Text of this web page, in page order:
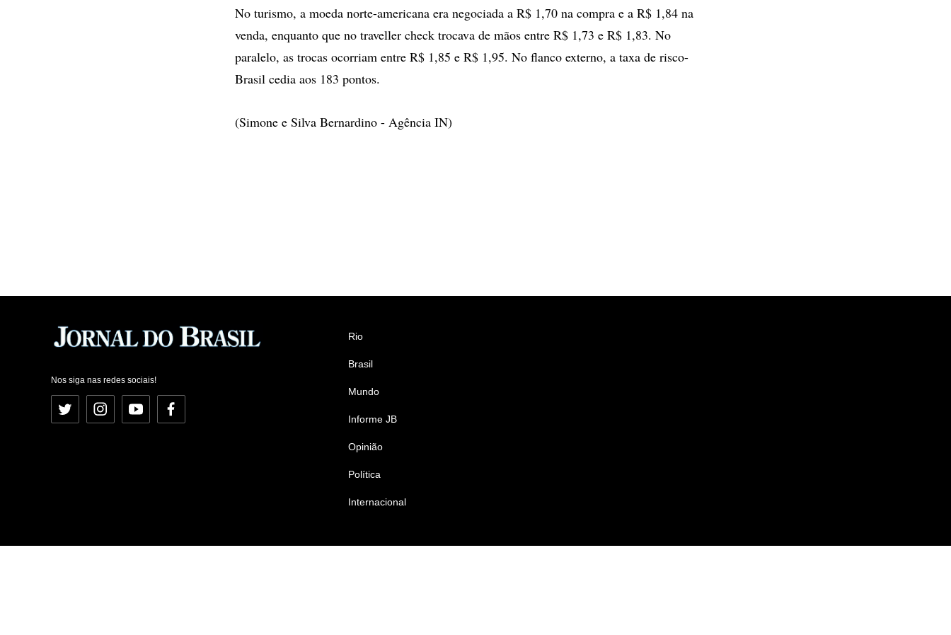
No turismo, a moeda norte-americana era negociada a R$ 1,70 na compra e a R$ 1,84 na
venda, enquanto que no traveller check trocava de mãos entre R$ 1,73 e R$ 1,83. No
paralelo, as trocas ocorriam entre R$ 1,85 e R$ 1,95. No flanco externo, a taxa de risco-
Brasil cedia aos 183 pontos.
(Simone e Silva Bernardino - Agência IN)
Nos siga nas redes sociais!
Twitter InstagramYouTubeFacebook
Rio
Brasil
Mundo
Informe JB
Opinião
Política
Internacional